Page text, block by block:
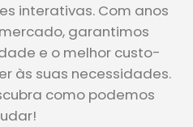
interativas. Com anos
garantimos
e o melhor custo-
às suas necessidades.
como podemos